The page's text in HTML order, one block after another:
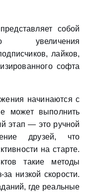
собой
увеличения
лайков,
софта
начинаются с
может выполнить
этап — это ручной
друзей, что
на старте.
такие методы
низкой скорости.
где реальные